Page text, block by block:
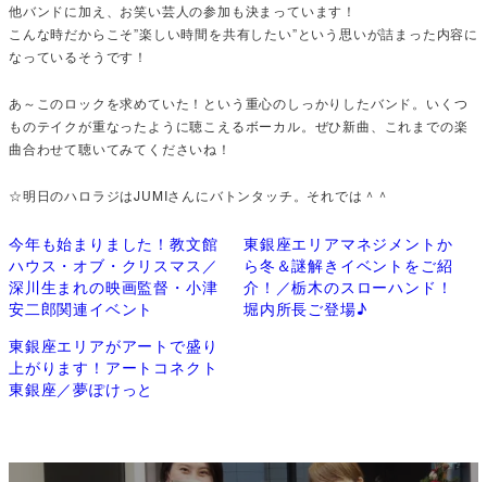
他バンドに加え、お笑い芸人の参加も決まっています！
こんな時だからこそ”楽しい時間を共有したい”という思いが詰まった内容に
なっているそうです！
あ～このロックを求めていた！という重心のしっかりしたバンド。いくつ
ものテイクが重なったように聴こえるボーカル。ぜひ新曲、これまでの楽
曲合わせて聴いてみてくださいね！
☆明日のハロラジはJUMIさんにバトンタッチ。それでは＾＾
今年も始まりました！教文館
ハウス・オブ・クリスマス／
深川生まれの映画監督・小津
安二郎関連イベント
東銀座エリアマネジメントか
ら冬＆謎解きイベントをご紹
介！／栃木のスローハンド！
堀内所長ご登場♪
東銀座エリアがアートで盛り
上がります！アートコネクト
東銀座／夢ぽけっと